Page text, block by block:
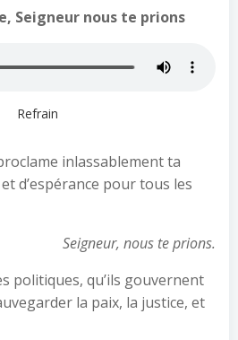
Seigneur nous te prions
Refrain
inlassablement ta
d’espérance pour tous les
Seigneur, nous te prions.
politiques, qu’ils gouvernent
la paix, la justice, et